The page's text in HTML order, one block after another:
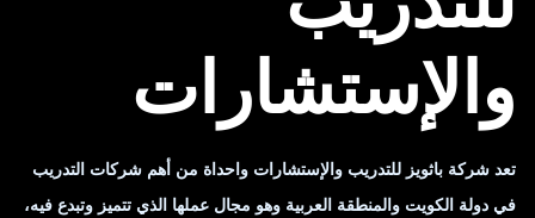
والإستشارات
تعد شركة باثويز للتدريب والإستشارات واحداة من أهم شركات التدريب
في دولة الكويت والمنطقة العربية وهو مجال عملها الذي تتميز وتبدع فيه،